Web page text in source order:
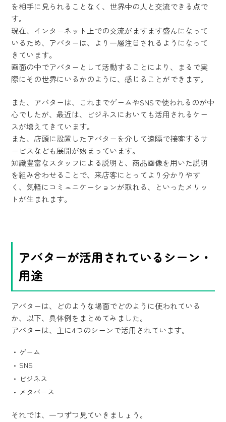
を相手に見られることなく、世界中の人と交流できる点で
す。
現在、インターネット上での交流がますます盛んになって
いるため、アバターは、より一層注目されるようになって
きています。
画面の中でアバターとして活動することにより、まるで実
際にその世界にいるかのように、感じることができます。
また、アバターは、これまでゲームやSNSで使われるのが中
心でしたが、最近は、ビジネスにおいても活用されるケー
スが増えてきています。
また、店頭に設置したアバターを介して遠隔で接客するサ
ービスなども展開が始まっています。
知識豊富なスタッフによる説明と、商品画像を用いた説明
を組み合わせることで、来店客にとってより分かりやす
く、気軽にコミュニケーションが取れる、といったメリッ
トが生まれます。
アバターが活用されているシーン・
用途
アバターは、どのような場面でどのように使われている
か、以下、具体例をまとめてみました。
アバターは、主に4つのシーンで活用されています。
ゲーム
SNS
ビジネス
メタバース
それでは、一つずつ見ていきましょう。